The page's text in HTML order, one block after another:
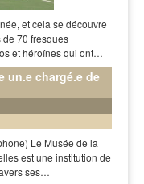
et cela se découvre
de 70 fresques
et héroïnes qui ont…
un.e chargé.e de
Le Musée de la
est une institution de
ses…